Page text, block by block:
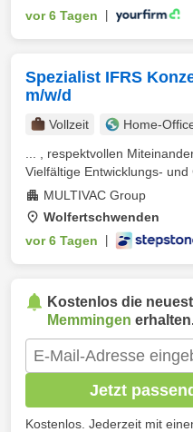
vor 6 Tagen
Spezialist IFRS
m/w/d
Vollzeit
Home-
... , respektvollen
Vielfältige Entwicklungs-
MULTIVAC Group
Wolfertschwenden
vor 6 Tagen
Kostenlos die
Memmingen
Jetzt
Kostenlos. Jederzeit mit